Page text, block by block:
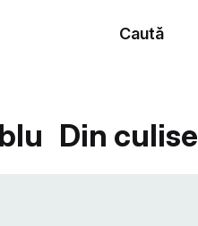
Caută
Din culise